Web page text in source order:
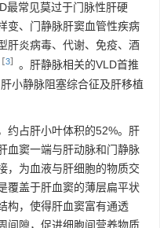
最常见莫过于门脉性肝硬
变、门静脉肝窦血管性疾病
肝炎病毒、代谢、免疫、酒
［3］ 。肝静脉相关的VLD首推
小静脉阻塞综合征及肝移植
约占肝小叶体积的52%。肝
血窦一端与肝动脉和门静脉
，为血液与肝细胞的物质交
覆盖于肝血窦的薄层扁平状
构，使得肝血窦富有通透
间隙，促进细胞间营养物质